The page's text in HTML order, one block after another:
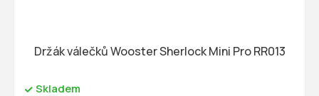
Držák válečků Wooster Sherlock Mini Pro RR013
Skladem